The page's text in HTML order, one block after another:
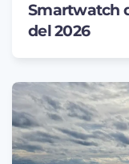
Smartwatch
del 2026